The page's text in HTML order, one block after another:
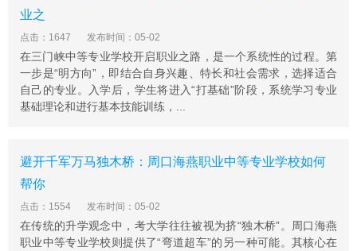
业之
点击：1647 发布时间：05-02
在三门峡中等专业学校开启职业之路，是一个系统性的过程。第
一步是“明方向”，即结合自身兴趣、特长和社会需求，选择适合
自己的专业。入学后，学生将进入“打基础”阶段，系统学习专业
基础理论和进行基本技能训练，...
避开千军万马独木桥：周口海燕职业中等专业学校如何
帮你
点击：1554 发布时间：05-02
在传统的升学观念中，考大学往往被视为挤“独木桥”。周口海燕
职业中等专业学校则提供了“弯道超车”的另一种可能。其核心在